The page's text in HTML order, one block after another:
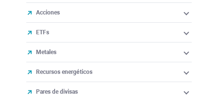
Acciones
ETFs
Metales
Recursos energéticos
Pares de divisas